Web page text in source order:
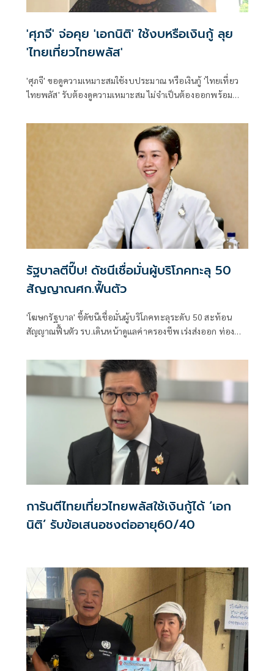
'ศุภจี' จ่อคุย 'เอกนิติ' ใช้งบหรือเงินกู้ ลุย
'ไทยเที่ยวไทยพลัส'
'ศุภจี' ขอดูความเหมาะสมใช้งบประมาณ หรือเงินกู้ 'ไทยเที่ยว
ไทยพลัส' รับต้องดูความเหมาะสม ไม่จำเป็นต้องออกพร้อม
รัฐบาลตีปี๊บ! ดัชนีเชื่อมั่นผู้บริโภคทะลุ 50
สัญญาณศก.ฟื้นตัว
'โฆษกรัฐบาล' ชี้ดัชนีเชื่อมั่นผู้บริโภคทะลุระดับ 50 สะท้อน
สัญญาณฟื้นตัว รบ.เดินหน้าดูแลค่าครองชีพ เร่งส่งออก ท่อง
การันตีไทยเที่ยวไทยพลัสใช้เงินกู้ได้ ‘เอก
นิติ’ รับข้อเสนอชงต่ออายุ60/40